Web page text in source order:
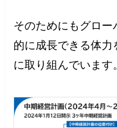
そのためにもグロ
的に成長できる体
に取り組んでいます